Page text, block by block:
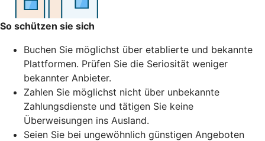
So schützen sie sich
Buchen Sie möglichst über etablierte und bekannte
Plattformen. Prüfen Sie die Seriosität weniger
bekannter Anbieter.
Zahlen Sie möglichst nicht über unbekannte
Zahlungsdienste und tätigen Sie keine
Überweisungen ins Ausland.
Seien Sie bei ungewöhnlich günstigen Angeboten